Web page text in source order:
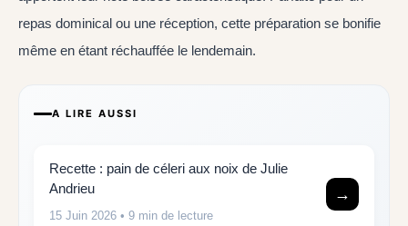
repas dominical ou une réception, cette préparation se bonifie
même en étant réchauffée le lendemain.
A LIRE AUSSI
Recette : pain de céleri aux noix de Julie
Andrieu
15 Juin 2026 • 9 min de lecture
→